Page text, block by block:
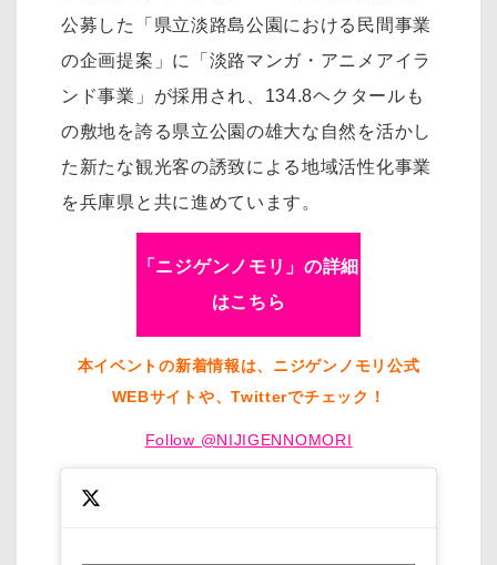
公募した「県立淡路島公園における民間事業
の企画提案」に「淡路マンガ・アニメアイラ
ンド事業」が採用され、134.8ヘクタールも
の敷地を誇る県立公園の雄大な自然を活かし
た新たな観光客の誘致による地域活性化事業
を兵庫県と共に進めています。
「ニジゲンノモリ」の詳細
はこちら
本イベントの新着情報は、ニジゲンノモリ公式
WEBサイトや、Twitterでチェック！
Follow @NIJIGENNOMORI